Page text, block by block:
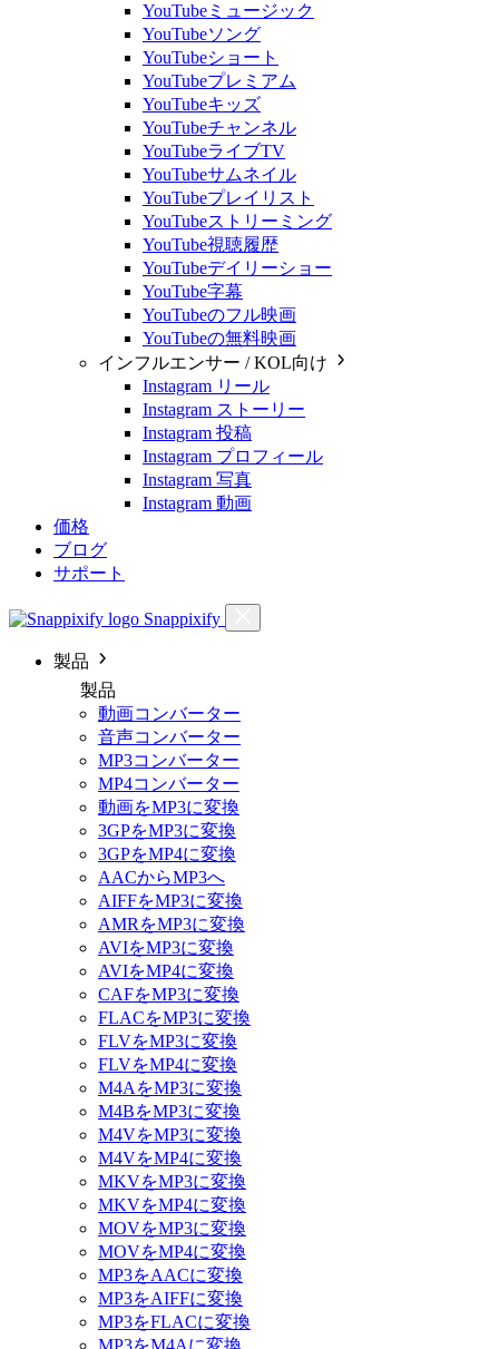
YouTubeミュージック
YouTubeソング
YouTubeショート
YouTubeプレミアム
YouTubeキッズ
YouTubeチャンネル
YouTubeライブTV
YouTubeサムネイル
YouTubeプレイリスト
YouTubeストリーミング
YouTube視聴履歴
YouTubeデイリーショー
YouTube字幕
YouTubeのフル映画
YouTubeの無料映画
インフルエンサー / KOL向け
Instagram リール
Instagram ストーリー
Instagram 投稿
Instagram プロフィール
Instagram 写真
Instagram 動画
価格
ブログ
サポート
Snappixify
製品
製品
動画コンバーター
音声コンバーター
MP3コンバーター
MP4コンバーター
動画をMP3に変換
3GPをMP3に変換
3GPをMP4に変換
AACからMP3へ
AIFFをMP3に変換
AMRをMP3に変換
AVIをMP3に変換
AVIをMP4に変換
CAFをMP3に変換
FLACをMP3に変換
FLVをMP3に変換
FLVをMP4に変換
M4AをMP3に変換
M4BをMP3に変換
M4VをMP3に変換
M4VをMP4に変換
MKVをMP3に変換
MKVをMP4に変換
MOVをMP3に変換
MOVをMP4に変換
MP3をAACに変換
MP3をAIFFに変換
MP3をFLACに変換
MP3をM4Aに変換